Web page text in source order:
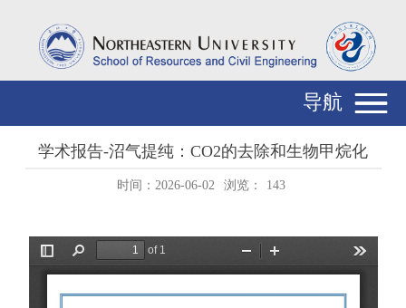
导航
学术报告-沼气提纯：CO2的去除和生物甲烷化
时间：2026-06-02 浏览： 143